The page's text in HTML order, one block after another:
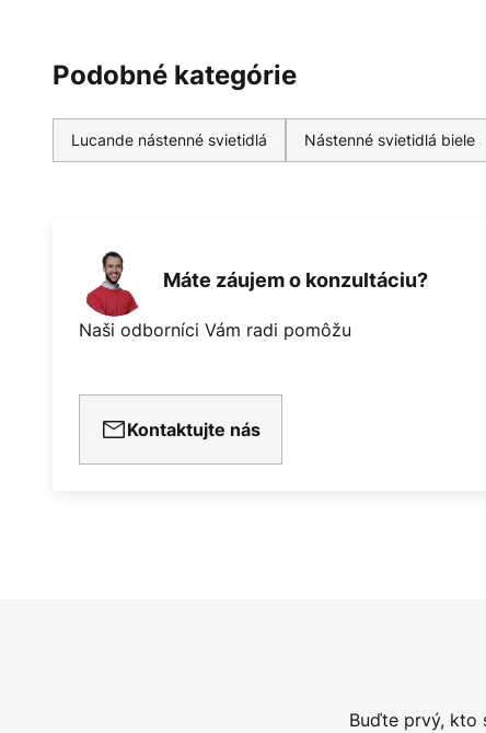
Podobné kategórie
Lucande nástenné svietidlá Nástenné svietidlá biele
Máte záujem o konzultáciu?
Naši odborníci Vám radi pomôžu
Kontaktujte nás
Buďte prvý, kto